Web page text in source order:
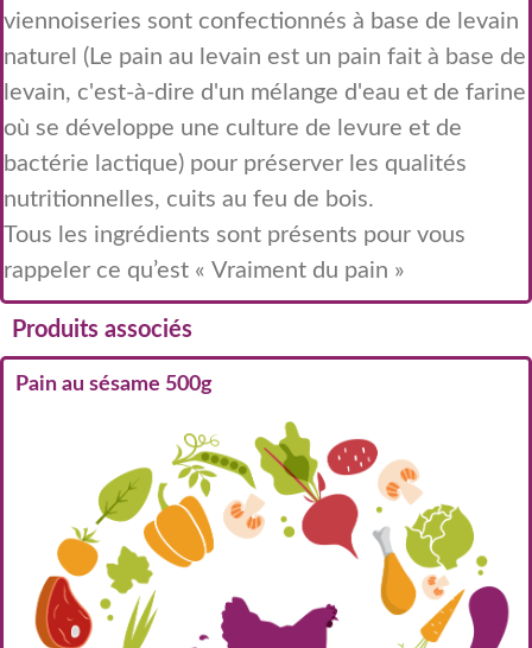
viennoiseries sont confectionnés à base de levain
naturel (Le pain au levain est un pain fait à base de
levain, c'est-à-dire d'un mélange d'eau et de farine
où se développe une culture de levure et de
bactérie lactique) pour préserver les qualités
nutritionnelles, cuits au feu de bois.
Tous les ingrédients sont présents pour vous
rappeler ce qu’est « Vraiment du pain »
Produits associés
Pain au sésame 500g